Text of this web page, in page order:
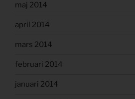
maj 2014
april 2014
mars 2014
februari 2014
januari 2014